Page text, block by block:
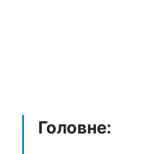
Головне: